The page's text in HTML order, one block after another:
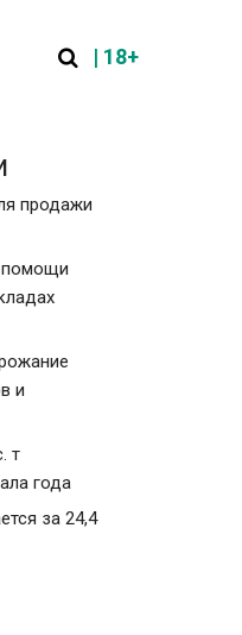
| 18+
продажи
помощи
и
т
года
за 24,4